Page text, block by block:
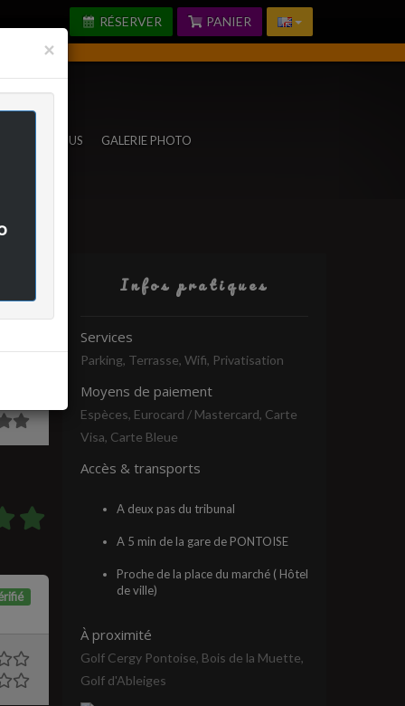
PANIER
RÉSERVER
NOUS GALERIE PHOTO
Infos pratiques
Services
Parking, Terrasse, Wifi, Privatisation
Moyens de paiement
Espèces, Eurocard / Mastercard, Carte
Visa, Carte Bleue
Accès & transports
A deux pas du tribunal
A 5 min de la gare de PONTOISE
Proche de la place du marché ( Hôtel
de ville)
À proximité
Golf Cergy Pontoise, Bois de la Muette,
Golf d'Ableiges
×Fermer